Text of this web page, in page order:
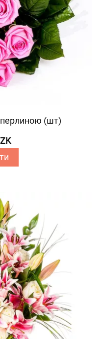
перлиною (шт)